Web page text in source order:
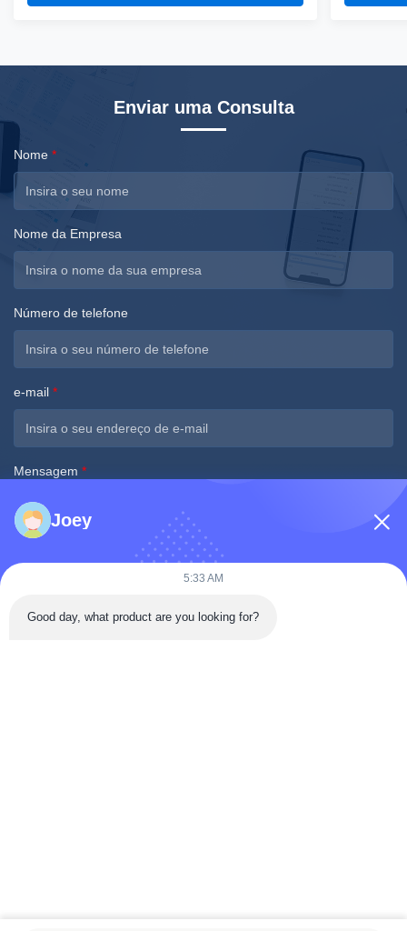
fiber silicone skin. Waterproof, resistant to high
fiber
Enviar uma Consulta
Nome *
Nome da Empresa
Número de telefone
e-mail *
Mensagem *
Envie agora
Joey
5:33 AM
Good day, what product are you looking for?